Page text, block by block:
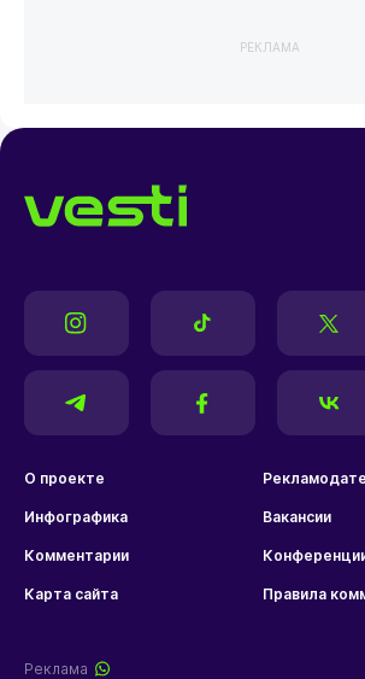
РЕКЛАМА
О проекте
Инфографика Вакансии
Комментарии
Карта сайта Правила
Реклама